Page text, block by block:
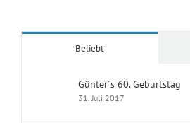
Beliebt
Günter´s 60. Geburtstag
31. Juli 2017